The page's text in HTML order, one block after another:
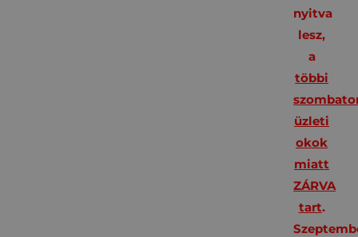
nyitva
lesz,
a
többi
üzleti
okok
miatt
ZÁRVA
tart.